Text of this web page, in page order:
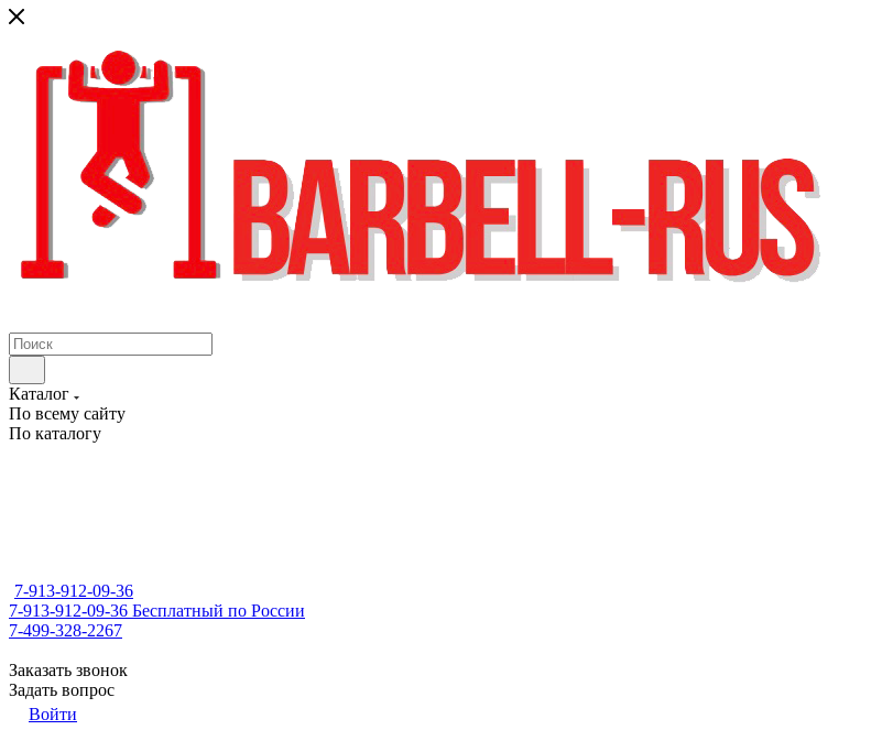
Каталог
По всему сайту
По каталогу
7-913-912-09-36
7-913-912-09-36 Бесплатный по России
7-499-328-2267
Заказать звонок
Задать вопрос
Войти